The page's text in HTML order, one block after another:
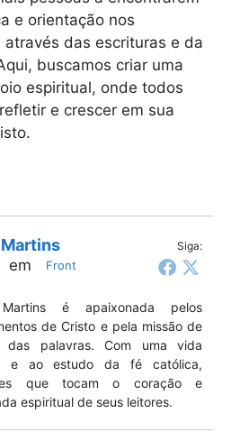
e orientação nos
das escrituras e da
buscamos criar uma
espiritual, onde todos
e crescer em sua
Siga:
em
Front
é apaixonada pelos
de Cristo e pela missão de
das palavras. Com uma vida
e ao estudo da fé católica,
que tocam o coração e
espiritual de seus leitores.